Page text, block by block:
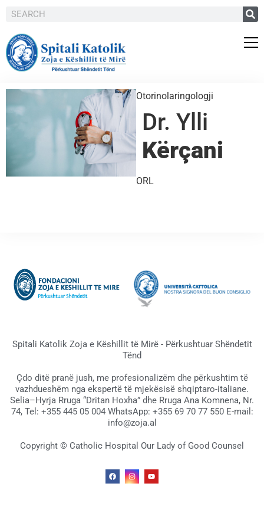
Otorinolaringologji
Dr. Ylli
Kërçani
ORL
Spitali Katolik Zoja e Këshillit të Mirë - Përkushtuar Shëndetit
Tënd
Çdo ditë pranë jush, me profesionalizëm dhe përkushtim të
vazhdueshëm nga ekspertë të mjekësisë shqiptaro-italiane.
Selia–Hyrja Rruga “Dritan Hoxha” dhe Rruga Ana Komnena, Nr.
74, Tel: +355 445 05 004 WhatsApp: +355 69 70 77 550 E-mail:
info@zoja.al
Copyright © Catholic Hospital Our Lady of Good Counsel